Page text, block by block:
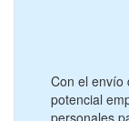
Con el envío
potencial
personales